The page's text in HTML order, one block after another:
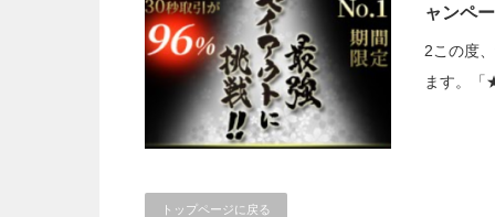
ャンペ
2この度
ます。
トップページに戻る